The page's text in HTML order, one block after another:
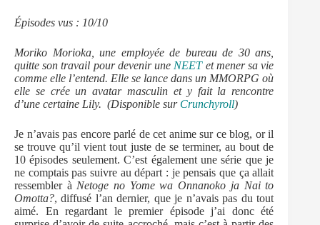
Épisodes vus : 10/10
Moriko Morioka, une employée de bureau de 30 ans,
quitte son travail pour devenir uneNEETet mener sa vie
comme elle l’entend. Elle se lance dans un MMORPG où
elle se crée un avatar masculin et y fait la rencontre
d’une certaine Lily. (Disponible sur Crunchyroll)
Je n’avais pas encore parlé de cet anime sur ce blog, or il
se trouve qu’il vient tout juste de se terminer, au bout de
10 épisodes seulement. C’est également une série que je
ne comptais pas suivre au départ : je pensais que ça allait
ressembler àNetoge no Yome wa Onnanoko ja Nai to
Omotta?, diffusé l’an dernier, que je n’avais pas du tout
aimé. En regardant le premier épisode j’ai donc été